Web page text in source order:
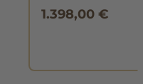
1.398,00 €